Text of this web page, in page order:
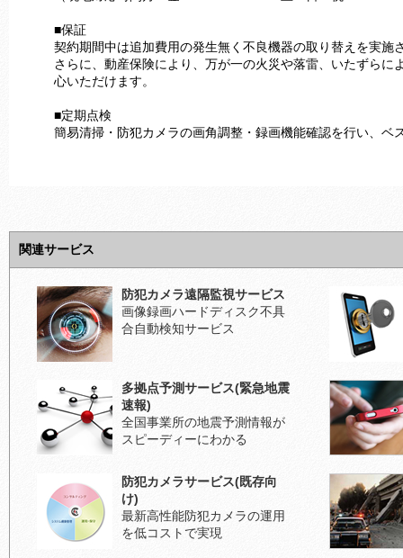
■保証
契約期間中は追加費用の発生無く不良機器の取り替えを実施
さらに、動産保険により、万が一の火災や落雷、いたずらに
心いただけます。
■定期点検
簡易清掃・防犯カメラの画角調整・録画機能確認を行い、ベ
関連サービス
防犯カメラ遠隔監視サービス
画像録画ハードディスク不具
合自動検知サービス
多拠点予測サービス(緊急地震
速報)
全国事業所の地震予測情報が
スピーディーにわかる
防犯カメラサービス(既存向
け)
最新高性能防犯カメラの運用
を低コストで実現